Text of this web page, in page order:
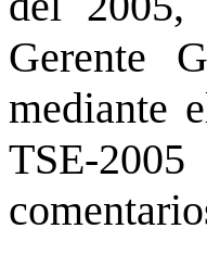
Gerente
mediante
TSE-